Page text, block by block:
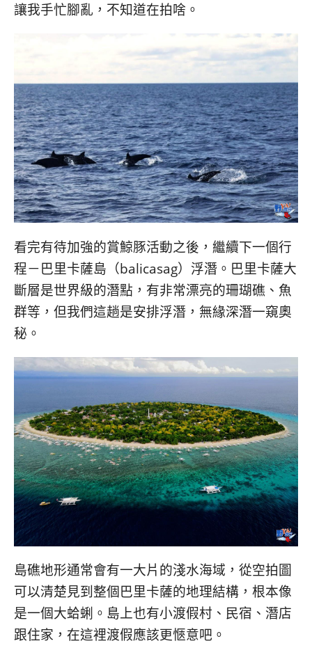
讓我手忙腳亂，不知道在拍啥。
看完有待加強的賞鯨豚活動之後，繼續下一個行
程－巴里卡薩島（balicasag）浮潛。巴里卡薩大
斷層是世界級的潛點，有非常漂亮的珊瑚礁、魚
群等，但我們這趟是安排浮潛，無緣深潛一窺奧
秘。
島礁地形通常會有一大片的淺水海域，從空拍圖
可以清楚見到整個巴里卡薩的地理結構，根本像
是一個大蛤蜊。島上也有小渡假村、民宿、潛店
跟住家，在這裡渡假應該更愜意吧。